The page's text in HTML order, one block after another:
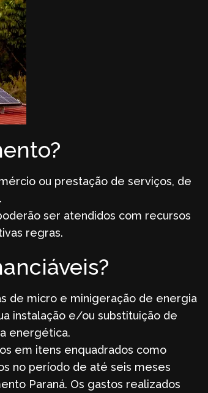
ou prestação de serviços, de
ser atendidos com recursos
regras.
de micro e minigeração de energia
instalação e/ou substituição de
energética.
em itens enquadrados como
no período de até seis meses
Paraná. Os gastos realizados